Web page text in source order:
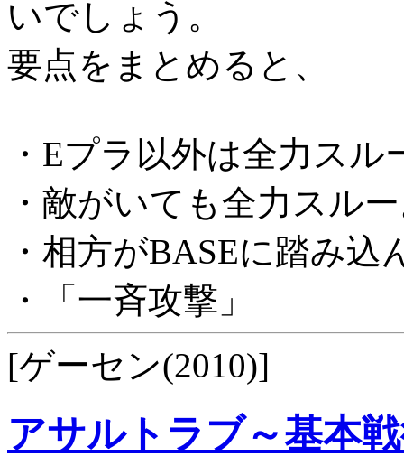
いでしょう。
要点をまとめると、
・Eプラ以外は全力スル
・敵がいても全力スル
・相方がBASEに踏み込
・「一斉攻撃」
[ゲーセン(2010)]
アサルトラブ～基本